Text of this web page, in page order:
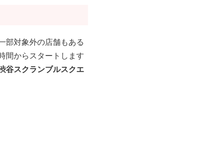
部対象外の店舗もある
間からスタートします
谷スクランブルスクエ